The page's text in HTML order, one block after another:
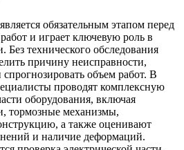
обязательным этапом перед
и играет ключевую роль в
технического обследования
причину неисправности,
объем работ. В
проводят комплексную
оборудования, включая
тормозные механизмы,
а также оценивают
и наличие деформаций.